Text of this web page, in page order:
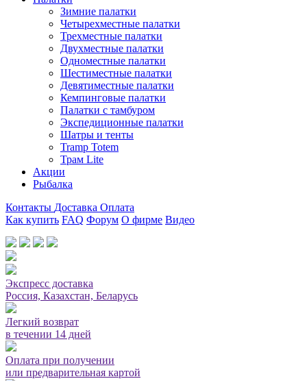
Зимние палатки
Четырехместные палатки
Трехместные палатки
Двухместные палатки
Одноместные палатки
Шестиместные палатки
Девятиместные палатки
Кемпинговые палатки
Палатки с тамбуром
Экспедиционные палатки
Шатры и тенты
Tramp Totem
Трам Lite
Акции
Рыбалка
Контакты Доставка Оплата
Как купить FAQ Форум О фирме Видео
Экспресс доставка
Россия, Казахстан, Беларусь
Легкий возврат
в течении 14 дней
Оплата при получении
или предварительная картой